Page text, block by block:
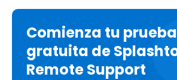
Comienza tu prueba
gratuita de
Remote Support